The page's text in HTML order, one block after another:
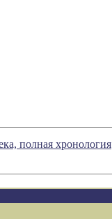
полная хронология